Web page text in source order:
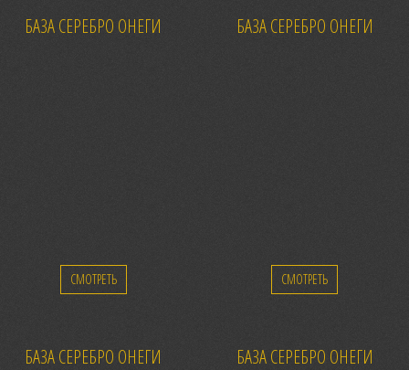
БАЗА СЕРЕБРО ОНЕГИ
СМОТРЕТЬ
БАЗА СЕРЕБРО ОНЕГИ
СМОТРЕТЬ
БАЗА СЕРЕБРО ОНЕГИ БАЗА СЕРЕБРО ОНЕГИ